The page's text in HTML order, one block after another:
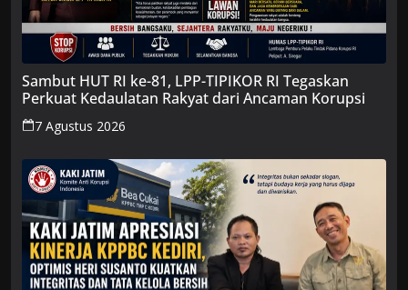
Sambut HUT RI ke-81, LPP-TIPIKOR RI Tegaskan
Perkuat Kedaulatan Rakyat dari Ancaman Korupsi
7 Agustus 2026